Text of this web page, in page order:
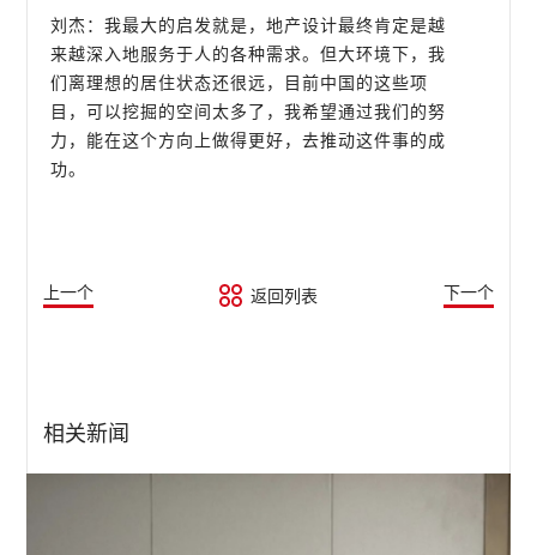
刘杰：我最大的启发就是，地产设计最终肯定是越
来越深入地服务于人的各种需求。但大环境下，我
们离理想的居住状态还很远，目前中国的这些项
目，可以挖掘的空间太多了，我希望通过我们的努
力，能在这个方向上做得更好，去推动这件事的成
功。
上一个 返回列表 下一个
相关新闻